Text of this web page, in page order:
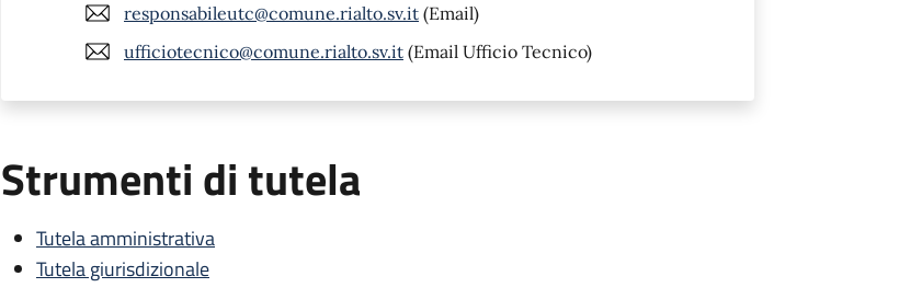
responsabileutc@comune.rialto.sv.it (Email)
ufficiotecnico@comune.rialto.sv.it (Email Ufficio Tecnico)
Strumenti di tutela
Tutela amministrativa
Tutela giurisdizionale